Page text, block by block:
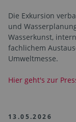
Die Exkursion
und
Wasserkunst,
fachlichem
Umweltmesse.
Hier geht's zur
13.05.2026